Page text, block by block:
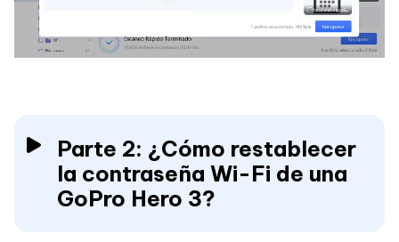
Parte 2: ¿Cómo restablecer
la contraseña Wi-Fi de una
GoPro Hero 3?